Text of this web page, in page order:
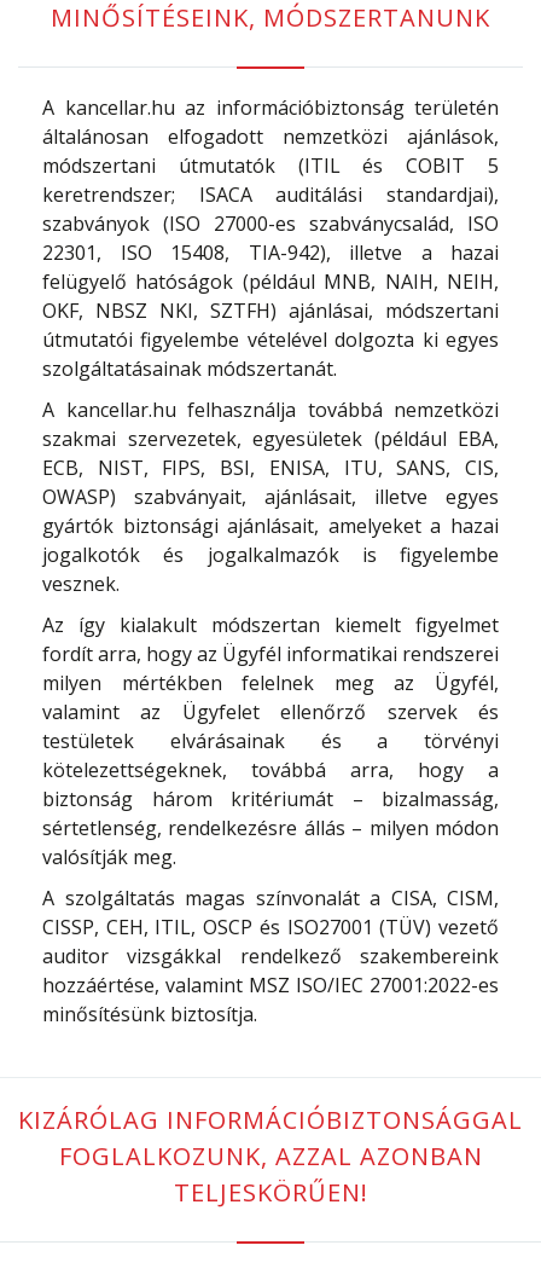
MINŐSÍTÉSEINK, MÓDSZERTANUNK
A kancellar.hu az információbiztonság területén
általánosan elfogadott nemzetközi ajánlások,
módszertani útmutatók (ITIL és COBIT 5
keretrendszer; ISACA auditálási standardjai),
szabványok (ISO 27000-es szabványcsalád, ISO
22301, ISO 15408, TIA-942), illetve a hazai
felügyelő hatóságok (például MNB, NAIH, NEIH,
OKF, NBSZ NKI, SZTFH) ajánlásai, módszertani
útmutatói figyelembe vételével dolgozta ki egyes
szolgáltatásainak módszertanát.
A kancellar.hu felhasználja továbbá nemzetközi
szakmai szervezetek, egyesületek (például EBA,
ECB, NIST, FIPS, BSI, ENISA, ITU, SANS, CIS,
OWASP) szabványait, ajánlásait, illetve egyes
gyártók biztonsági ajánlásait, amelyeket a hazai
jogalkotók és jogalkalmazók is figyelembe
vesznek.
Az így kialakult módszertan kiemelt figyelmet
fordít arra, hogy az Ügyfél informatikai rendszerei
milyen mértékben felelnek meg az Ügyfél,
valamint az Ügyfelet ellenőrző szervek és
testületek elvárásainak és a törvényi
kötelezettségeknek, továbbá arra, hogy a
biztonság három kritériumát – bizalmasság,
sértetlenség, rendelkezésre állás – milyen módon
valósítják meg.
A szolgáltatás magas színvonalát a CISA, CISM,
CISSP, CEH, ITIL, OSCP és ISO27001 (TÜV) vezető
auditor vizsgákkal rendelkező szakembereink
hozzáértése, valamint MSZ ISO/IEC 27001:2022-es
minősítésünk biztosítja.
KIZÁRÓLAG INFORMÁCIÓBIZTONSÁGGAL
FOGLALKOZUNK, AZZAL AZONBAN
TELJESKÖRŰEN!